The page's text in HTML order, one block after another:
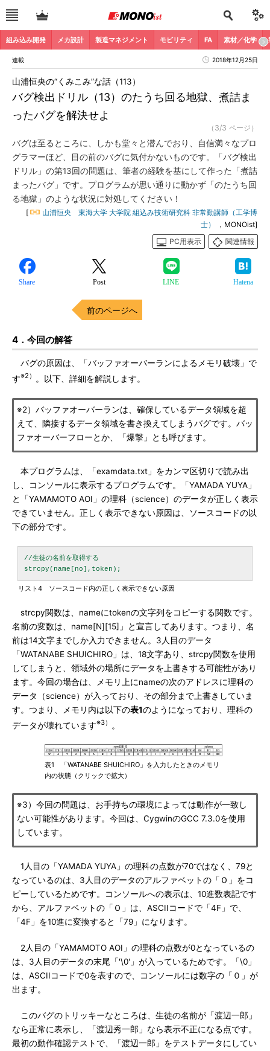
組み込み開発 メカ設計 製造マネジメント モビリティ FA 素材／化学
連載 2018年12月25日
バグ検出ドリル（13）のたうち回る地獄、煮詰ま
ったバグを解決せよ
山浦恒央の“くみこみ”な話（113）
（3/3 ページ）
バグは至るところに、しかも堂々と潜んでおり、自信満々なプロ
グラマーほど、目の前のバグに気付かないものです。「バグ検出
ドリル」の第13回の問題は、筆者の経験を基にして作った「煮詰
まったバグ」です。プログラムが思い通りに動かず「のたうち回
る地獄」のような状況に対処してください！
[
山浦恒央 東海大学 大学院 組込み技術研究科 非常勤講師（工学博
士）
，MONOist]
PC用表示
関連情報
Share Post LINE Hatena
前のページへ
4．今回の解答
バグの原因は、「バッファオーバーランによるメモリ破壊」で
す※2） 。以下、詳細を解説します。
※2）バッファオーバーランは、確保しているデータ領域を超
えて、隣接するデータ領域を書き換えてしまうバグです。バッ
ファオーバーフローとか、「爆撃」とも呼びます。
本プログラムは、「examdata.txt」をカンマ区切りで読み出
し、コンソールに表示するプログラムです。「YAMADA YUYA」
と「YAMAMOTO AOI」の理科（science）のデータが正しく表示
できていません。正しく表示できない原因は、ソースコードの以
下の部分です。
//生徒の名前を取得する
リスト4 ソースコード内の正しく表示できない原因
strcpy関数は、nameにtokenの文字列をコピーする関数です。
名前の変数は、name[N][15]」と宣言してあります。つまり、名
前は14文字までしか入力できません。3人目のデータ
「WATANABE SHUICHIRO」は、18文字あり、strcpy関数を使用
してしまうと、領域外の場所にデータを上書きする可能性があり
ます。今回の場合は、メモリ上にnameの次のアドレスに理科の
データ（science）が入っており、その部分まで上書きしていま
す。つまり、メモリ内は以下の表1のようになっており、理科の
データが壊れています※3）
表1 「WATANABE SHUICHIRO」を入力したときのメモリ
内の状態（クリックで拡大）
※3）今回の問題は、お手持ちの環境によっては動作が一致し
ない可能性があります。今回は、CygwinのGCC 7.3.0を使用
しています。
1人目の「YAMADA YUYA」の理科の点数が70ではなく、79と
なっているのは、3人目のデータのアルファベットの「Ｏ」をコ
ピーしているためです。コンソールへの表示は、10進数表記です
から、アルファベットの「Ｏ」は、ASCIIコードで「4F」で、
「4F」を10進に変換すると「79」になります。
2人目の「YAMAMOTO AOI」の理科の点数が0となっているの
は、3人目のデータの末尾「'\0'」が入っているためです。「\0」
は、ASCIIコードで0を表すので、コンソールには数字の「０」が
出ます。
このバグのトリッキーなところは、生徒の名前が「渡辺一郎」
なら正常に表示し、「渡辺秀一郎」なら表示不正になる点です。
最初の動作確認テストで、「渡辺一郎」をテストデータにしてい